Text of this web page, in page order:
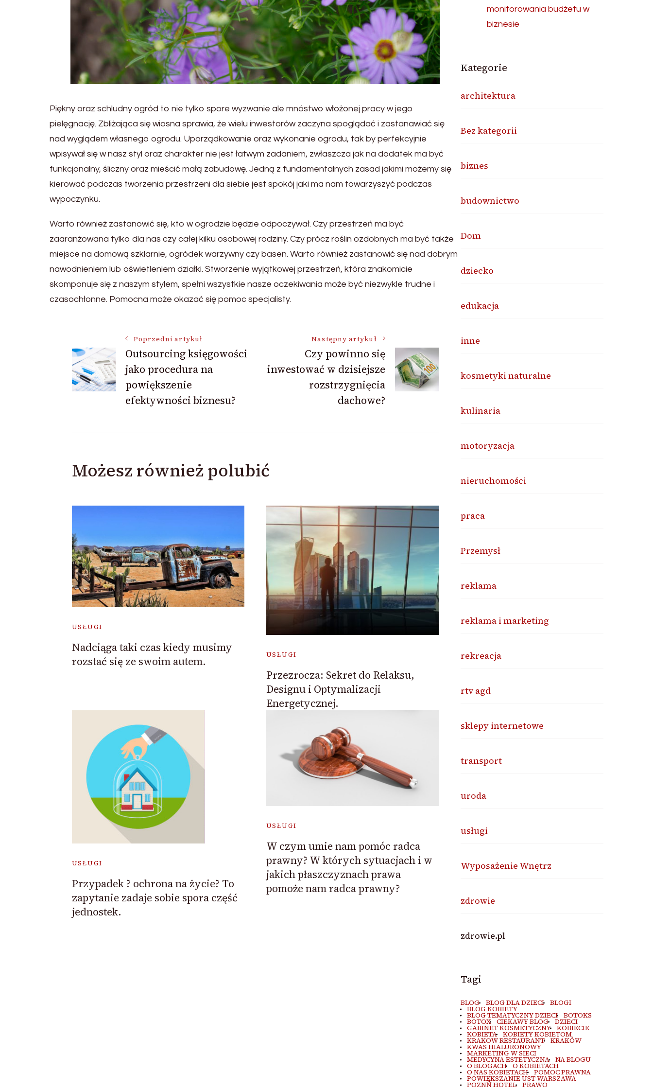
Piękny oraz schludny ogród to nie tylko spore wyzwanie ale mnóstwo włożonej pracy w jego
pielęgnację. Zbliżająca się wiosna sprawia, że wielu inwestorów zaczyna spoglądać i zastanawiać się
nad wyglądem własnego ogrodu. Uporządkowanie oraz wykonanie ogrodu, tak by perfekcyjnie
wpisywał się w nasz styl oraz charakter nie jest łatwym zadaniem, zwłaszcza jak na dodatek ma być
funkcjonalny, śliczny oraz mieścić małą zabudowę. Jedną z fundamentalnych zasad jakimi możemy się
kierować podczas tworzenia przestrzeni dla siebie jest spokój jaki ma nam towarzyszyć podczas
wypoczynku.
Warto również zastanowić się, kto w ogrodzie będzie odpoczywał. Czy przestrzeń ma być
zaaranżowana tylko dla nas czy całej kilku osobowej rodziny. Czy prócz roślin ozdobnych ma być także
miejsce na domową szklarnie, ogródek warzywny czy basen. Warto również zastanowić się nad dobrym
nawodnieniem lub oświetleniem działki. Stworzenie wyjątkowej przestrzeń, która znakomicie
skomponuje się z naszym stylem, spełni wszystkie nasze oczekiwania może być niezwykle trudne i
czasochłonne. Pomocna może okazać się pomoc specjalisty.
Nawigacja
wpisu
Poprzedni artykuł
Outsourcing księgowości
jako procedura na
powiększenie
efektywności biznesu?
Następny artykuł
Czy powinno się
inwestować w dzisiejsze
rozstrzygnięcia
dachowe?
Możesz również polubić
USŁUGI
Nadciąga taki czas kiedy musimy
rozstać się ze swoim autem.
USŁUGI
Przezrocza: Sekret do Relaksu,
Designu i Optymalizacji
Energetycznej.
USŁUGI
Przypadek ? ochrona na życie? To
zapytanie zadaje sobie spora część
jednostek.
USŁUGI
W czym umie nam pomóc radca
prawny? W których sytuacjach i w
jakich płaszczyznach prawa
pomoże nam radca prawny?
monitorowania budżetu w
biznesie
Kategorie
architektura
Bez kategorii
biznes
budownictwo
Dom
dziecko
edukacja
inne
kosmetyki naturalne
kulinaria
motoryzacja
nieruchomości
praca
Przemysł
reklama
reklama i marketing
rekreacja
rtv agd
sklepy internetowe
transport
uroda
usługi
Wyposażenie Wnętrz
zdrowie
zdrowie.pl
Tagi
BLOG BLOG DLA DZIECI BLOGI
BLOG KOBIETY
BLOG TEMATYCZNY DZIECI BOTOKS
BOTOX CIEKAWY BLOG DZIECI
GABINET KOSMETYCZNY KOBIECIE
KOBIETA KOBIETY KOBIETOM
KRAKOW RESTAURANT KRAKÓW
KWAS HIALURONOWY
MARKETING W SIECI
MEDYCYNA ESTETYCZNA NA BLOGU
O BLOGACH O KOBIETACH
O NAS KOBIETACH POMOC PRAWNA
POWIĘKSZANIE UST WARSZAWA
POZNŃ HOTEL PRAWO